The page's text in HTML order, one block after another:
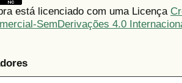
está licenciado com uma Licença
SemDerivações 4.0